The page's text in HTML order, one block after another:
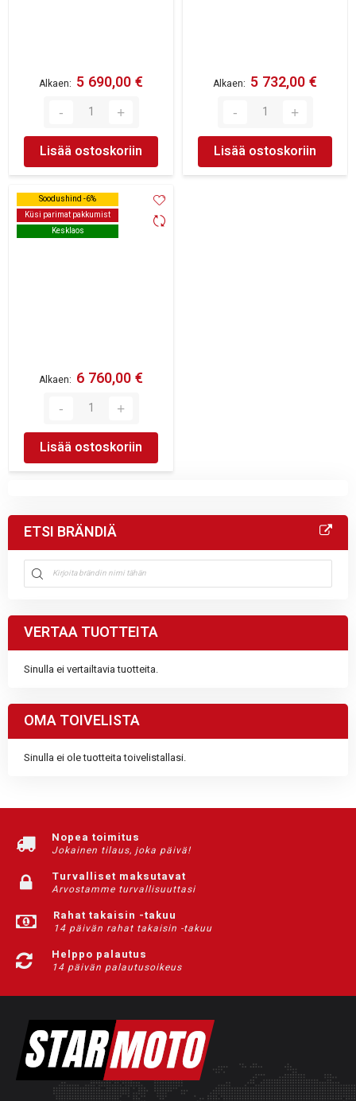
Alkaen 5 690,00 €
Lisää ostoskoriin
Alkaen 5 732,00 €
Lisää ostoskoriin
Soodushind -6%
Küsi parimat pakkumist
Kesklaos
Soodushind -6%
Küsi parimat pakkumist
Kesklaos
Alkaen 6 760,00 €
Lisää ostoskoriin
ETSI BRÄNDIÄ
VERTAA TUOTTEITA
Sinulla ei vertailtavia tuotteita.
OMA TOIVELISTA
Sinulla ei ole tuotteita toivelistallasi.
Nopea toimitus
Jokainen tilaus, joka päivä!
Turvalliset maksutavat
Arvostamme turvallisuuttasi
Rahat takaisin -takuu
14 päivän rahat takaisin -takuu
Helppo palautus
14 päivän palautusoikeus